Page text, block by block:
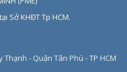
Sở KHĐT Tp HCM.
- Quận Tân Phú - TP HCM